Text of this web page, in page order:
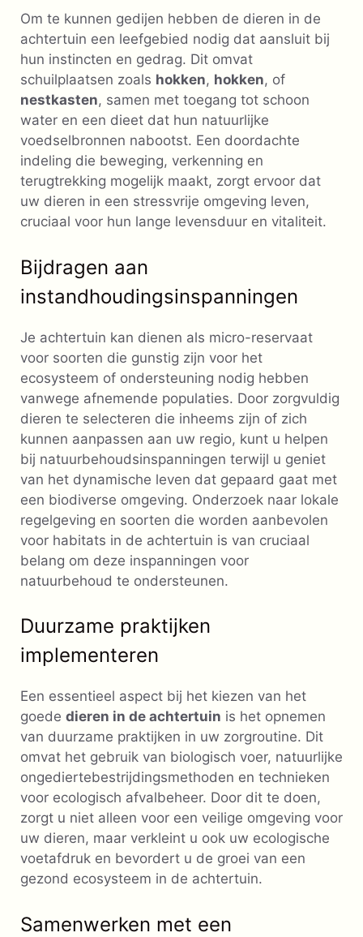
Om te kunnen gedijen hebben de dieren in de
achtertuin een leefgebied nodig dat aansluit bij
hun instincten en gedrag. Dit omvat
schuilplaatsen zoals hokken, hokken, of
nestkasten, samen met toegang tot schoon
water en een dieet dat hun natuurlijke
voedselbronnen nabootst. Een doordachte
indeling die beweging, verkenning en
terugtrekking mogelijk maakt, zorgt ervoor dat
uw dieren in een stressvrije omgeving leven,
cruciaal voor hun lange levensduur en vitaliteit.
Bijdragen aan
instandhoudingsinspanningen
Je achtertuin kan dienen als micro-reservaat
voor soorten die gunstig zijn voor het
ecosysteem of ondersteuning nodig hebben
vanwege afnemende populaties. Door zorgvuldig
dieren te selecteren die inheems zijn of zich
kunnen aanpassen aan uw regio, kunt u helpen
bij natuurbehoudsinspanningen terwijl u geniet
van het dynamische leven dat gepaard gaat met
een biodiverse omgeving. Onderzoek naar lokale
regelgeving en soorten die worden aanbevolen
voor habitats in de achtertuin is van cruciaal
belang om deze inspanningen voor
natuurbehoud te ondersteunen.
Duurzame praktijken
implementeren
Een essentieel aspect bij het kiezen van het
goede dieren in de achtertuin is het opnemen
van duurzame praktijken in uw zorgroutine. Dit
omvat het gebruik van biologisch voer, natuurlijke
ongediertebestrijdingsmethoden en technieken
voor ecologisch afvalbeheer. Door dit te doen,
zorgt u niet alleen voor een veilige omgeving voor
uw dieren, maar verkleint u ook uw ecologische
voetafdruk en bevordert u de groei van een
gezond ecosysteem in de achtertuin.
Samenwerken met een